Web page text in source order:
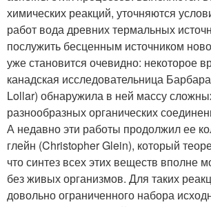
химических реакций, уточняются
работ вода древних термальных
послужить бесценным источником
уже становится очевидно: некоторое
канадская исследовательница
Lollar) обнаружила в ней массу
разнообразных органических
А недавно эти работы продолжил ее
глейн (Christopher Glein), который
что синтез всех этих веществ вполне
без живых организмов. Для таких
довольно ограниченного набора